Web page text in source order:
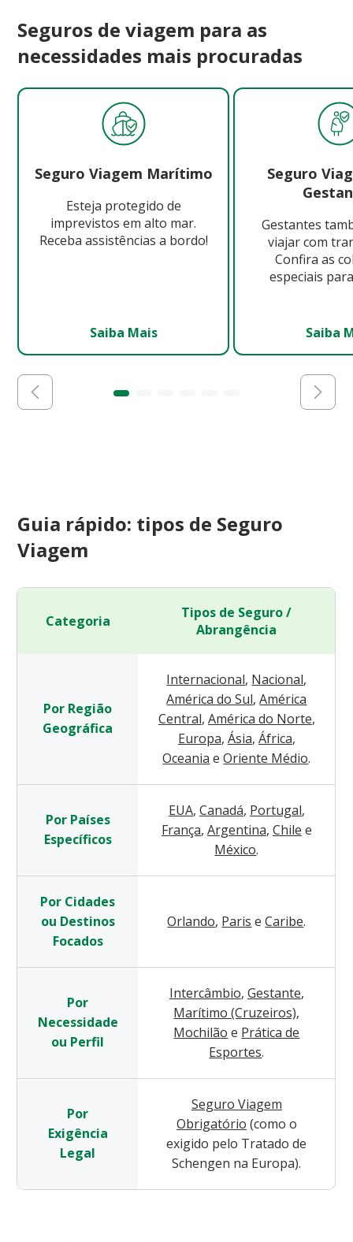
Seguros de viagem para as
necessidades mais procuradas
Seguro Viagem Marítimo
Esteja protegido de
imprevistos em alto mar.
Receba assistências a bordo!
Saiba Mais
Seguro
Gestantes
viajar com
Confira as
especiais
Saiba
Guia rápido: tipos de Seguro
Viagem
Categoria
Tipos de Seguro /
Abrangência
Por Região
Geográfica
Internacional, Nacional,
América do Sul, América
Central, América do Norte,
Europa, Ásia, África,
Oceania e Oriente Médio.
Por Países
Específicos
EUA, Canadá, Portugal,
França, Argentina, Chile e
México.
Por Cidades
ou Destinos
Focados
Orlando, Paris e Caribe.
Por
Necessidade
ou Perfil
Intercâmbio, Gestante,
Marítimo (Cruzeiros),
Mochilão e Prática de
Esportes.
Por
Exigência
Legal
Seguro Viagem
Obrigatório (como o
exigido pelo Tratado de
Schengen na Europa).